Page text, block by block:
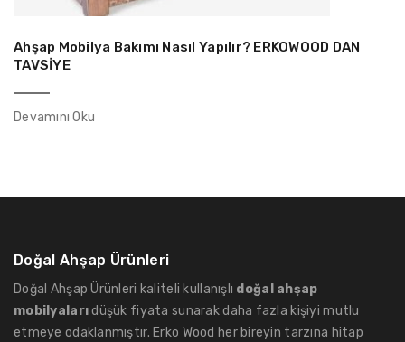
Ahşap Mobilya Bakımı Nasıl Yapılır? ERKOWOOD DAN
TAVSİYE
Devamını Oku
Doğal Ahşap Ürünleri
Doğal Ahşap Ürünleri kaliteli kullanışlı doğal ahşap
mobilyalarıdüşük fiyata sunarak daha fazla kişiyi mutlu
etmeye odaklanmıştır. Erko Wood her bireyin tarzına hitap